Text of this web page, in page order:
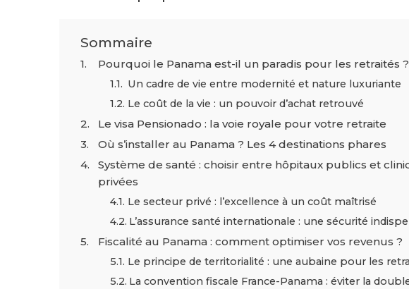
Sommaire
Pourquoi le Panama est-il un paradis pour les retraités ?
Un cadre de vie entre modernité et nature luxuriante
Le coût de la vie : un pouvoir d’achat retrouvé
Le visa Pensionado : la voie royale pour votre retraite
Où s’installer au Panama ? Les 4 destinations phares
Système de santé : choisir entre hôpitaux publics et
privées
Le secteur privé : l’excellence à un coût maîtrisé
L’assurance santé internationale : une sécurité
Fiscalité au Panama : comment optimiser vos revenus ?
Le principe de territorialité : une aubaine pour les
La convention fiscale France-Panama : éviter la